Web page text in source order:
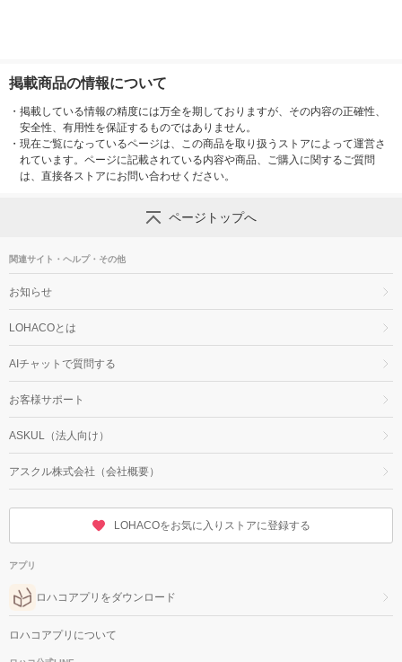
掲載商品の情報について
・ 掲載している情報の精度には万全を期しておりますが、その内容の正確性、
安全性、有用性を保証するものではありません。
・ 現在ご覧になっているページは、この商品を取り扱うストアによって運営さ
れています。ページに記載されている内容や商品、ご購入に関するご質問
は、直接各ストアにお問い合わせください。
ページトップへ
関連サイト・ヘルプ・その他
お知らせ
LOHACOとは
AIチャットで質問する
お客様サポート
ASKUL（法人向け）
アスクル株式会社（会社概要）
LOHACOをお気に入りストアに登録する
アプリ
ロハコアプリをダウンロード
ロハコアプリについて